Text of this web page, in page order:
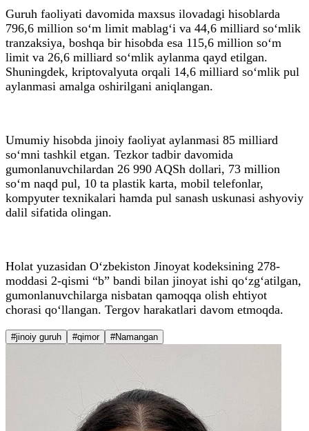
Guruh faoliyati davomida maxsus ilovadagi hisoblarda
796,6 million so‘m limit mablag‘i va 44,6 milliard so‘mlik
tranzaksiya, boshqa bir hisobda esa 115,6 million so‘m
limit va 26,6 milliard so‘mlik aylanma qayd etilgan.
Shuningdek, kriptovalyuta orqali 14,6 milliard so‘mlik pul
aylanmasi amalga oshirilgani aniqlangan.
Umumiy hisobda jinoiy faoliyat aylanmasi 85 milliard
so‘mni tashkil etgan. Tezkor tadbir davomida
gumonlanuvchilardan 26 990 AQSh dollari, 73 million
so‘m naqd pul, 10 ta plastik karta, mobil telefonlar,
kompyuter texnikalari hamda pul sanash uskunasi ashyoviy
dalil sifatida olingan.
Holat yuzasidan O‘zbekiston Jinoyat kodeksining 278-
moddasi 2-qismi “b” bandi bilan jinoyat ishi qo‘zg‘atilgan,
gumonlanuvchilarga nisbatan qamoqqa olish ehtiyot
chorasi qo‘llangan. Tergov harakatlari davom etmoqda.
#jinoiy guruh #qimor #Namangan